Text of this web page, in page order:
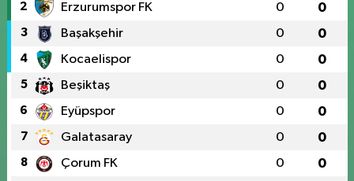
2 Erzurumspor FK 0 0
3 Başakşehir 0 0
4 Kocaelispor 0 0
5 Beşiktaş 0 0
6 Eyüpspor 0 0
7 Galatasaray 0 0
8 Çorum FK 0 0